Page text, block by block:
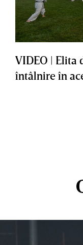
VIDEO | Elita
întâlnire în